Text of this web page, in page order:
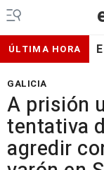
ÚLTIMA HORA
GALICIA
A prisión
tentativa
agredir